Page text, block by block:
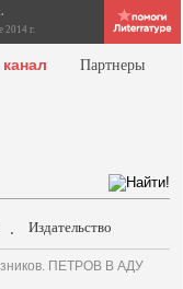
2014 г.
канал Партнеры
. Издательство
ПЕТРОВ В АДУ